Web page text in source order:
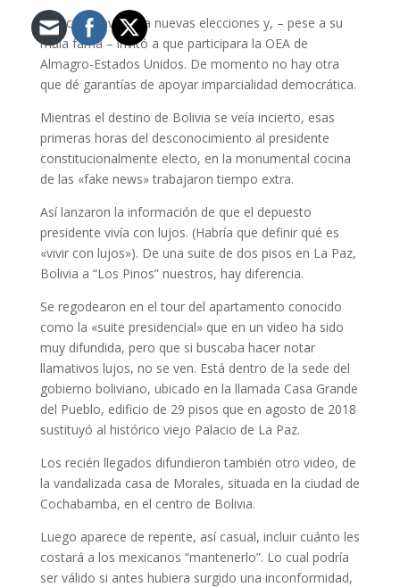
Ofreció convocar a nuevas elecciones y, – pese a su
mala fama – invitó a que participara la OEA de
Almagro-Estados Unidos. De momento no hay otra
que dé garantías de apoyar imparcialidad democrática.
Mientras el destino de Bolivia se veía incierto, esas
primeras horas del desconocimiento al presidente
constitucionalmente electo, en la monumental cocina
de las «fake news» trabajaron tiempo extra.
Así lanzaron la información de que el depuesto
presidente vivía con lujos. (Habría que definir qué es
«vivir con lujos»). De una suite de dos pisos en La Paz,
Bolivia a “Los Pinos” nuestros, hay diferencia.
Se regodearon en el tour del apartamento conocido
como la «suite presidencial» que en un video ha sido
muy difundida, pero que si buscaba hacer notar
llamativos lujos, no se ven. Está dentro de la sede del
gobierno boliviano, ubicado en la llamada Casa Grande
del Pueblo, edificio de 29 pisos que en agosto de 2018
sustituyó al histórico viejo Palacio de La Paz.
Los recién llegados difundieron también otro video, de
la vandalizada casa de Morales, situada en la ciudad de
Cochabamba, en el centro de Bolivia.
Luego aparece de repente, así casual, incluir cuánto les
costará a los mexicanos “mantenerlo”. Lo cual podría
ser válido si antes hubiera surgido una inconformidad,